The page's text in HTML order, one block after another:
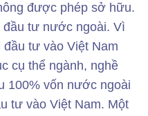
được phép sở hữu.
đầu tư nước ngoài. Vì
tư vào Việt Nam
cụ thể ngành, nghề
100% vốn nước ngoài
tư vào Việt Nam. Một